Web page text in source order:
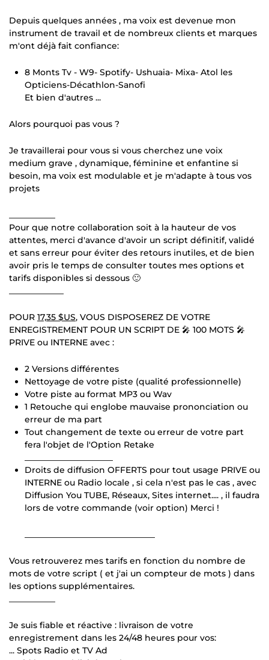
Depuis quelques années , ma voix est devenue mon
instrument de travail et de nombreux clients et marques
m'ont déjà fait confiance:
8 Monts Tv - W9- Spotify- Ushuaia- Mixa- Atol les
Opticiens-Décathlon-Sanofi
Et bien d'autres ...
Alors pourquoi pas vous ?
Je travaillerai pour vous si vous cherchez une voix
medium grave , dynamique, féminine et enfantine si
besoin, ma voix est modulable et je m'adapte à tous vos
projets
Pour que notre collaboration soit à la hauteur de vos
attentes, merci d'avance d'avoir un script définitif, validé
et sans erreur pour éviter des retours inutiles, et de bien
avoir pris le temps de consulter toutes mes options et
tarifs disponibles si dessous 🙂
POUR 17,35 $US, VOUS DISPOSEREZ DE VOTRE
ENREGISTREMENT POUR UN SCRIPT DE 🎤 100 MOTS 🎤
PRIVE ou INTERNE avec :
2 Versions différentes
Nettoyage de votre piste (qualité professionnelle)
Votre piste au format MP3 ou Wav
1 Retouche qui englobe mauvaise prononciation ou
erreur de ma part
Tout changement de texte ou erreur de votre part
fera l'objet de l'Option Retake
Droits de diffusion OFFERTS pour tout usage PRIVE ou
INTERNE ou Radio locale , si cela n'est pas le cas , avec
Diffusion You TUBE, Réseaux, Sites internet.... , il faudra
lors de votre commande (voir option) Merci !
Vous retrouverez mes tarifs en fonction du nombre de
mots de votre script ( et j'ai un compteur de mots ) dans
les options supplémentaires.
Je suis fiable et réactive : livraison de votre
enregistrement dans les 24/48 heures pour vos:
... Spots Radio et TV Ad